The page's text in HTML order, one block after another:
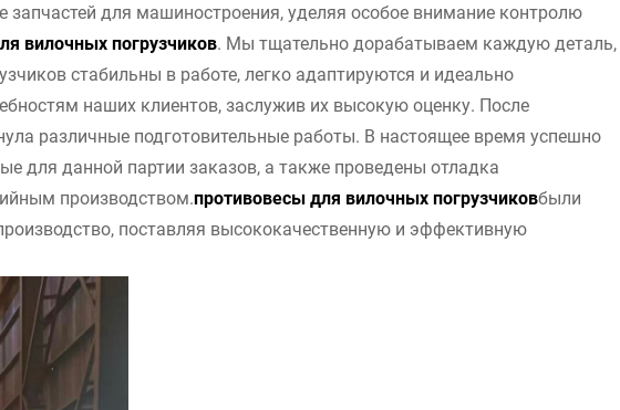
запчастей для машиностроения, уделяя особое внимание контролю
вилочных погрузчиков. Мы тщательно дорабатываем каждую деталь,
стабильны в работе, легко адаптируются и идеально
наших клиентов, заслужив их высокую оценку. После
различные подготовительные работы. В настоящее время успешно
для данной партии заказов, а также проведены отладка
производством.противовесы для вилочных погрузчиковбыли
поставляя высококачественную и эффективную